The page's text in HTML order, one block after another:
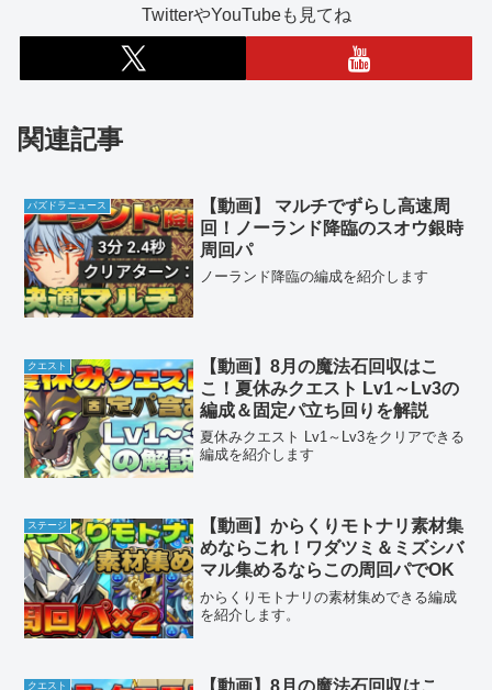
TwitterやYouTubeも見てね
関連記事
パズドラニュース
【動画】 マルチでずらし高速周
回！ノーランド降臨のスオウ銀時
周回パ
ノーランド降臨の編成を紹介します
クエスト
【動画】8月の魔法石回収はこ
こ！夏休みクエスト Lv1～Lv3の
編成＆固定パ立ち回りを解説
夏休みクエスト Lv1～Lv3をクリアできる
編成を紹介します
ステージ
【動画】からくりモトナリ素材集
めならこれ！ワダツミ＆ミズシバ
マル集めるならこの周回パでOK
からくりモトナリの素材集めできる編成
を紹介します。
クエスト